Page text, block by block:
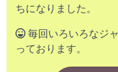
ちになりました。
毎回いろいろなジ
っております。